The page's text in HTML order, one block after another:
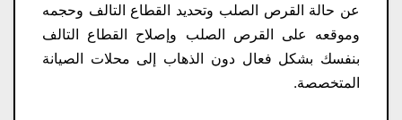
عن حالة القرص الصلب وتحديد القطاع التالف وحجمه
وموقعه على القرص الصلب وإصلاح القطاع التالف
بنفسك بشكل فعال دون الذهاب إلى محلات الصيانة
المتخصصة.